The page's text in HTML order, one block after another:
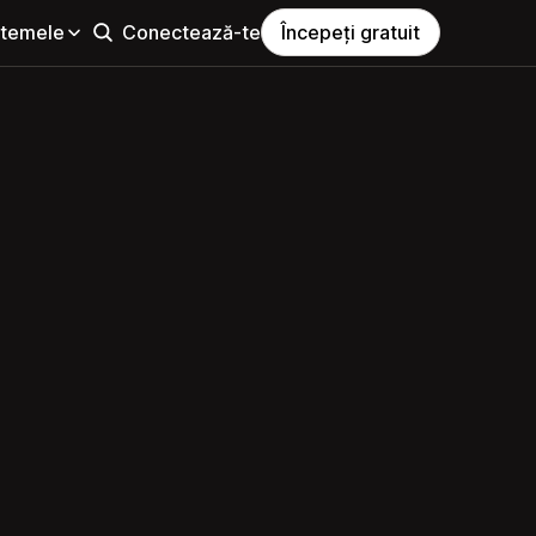
Conectează-te Începeți gratuit